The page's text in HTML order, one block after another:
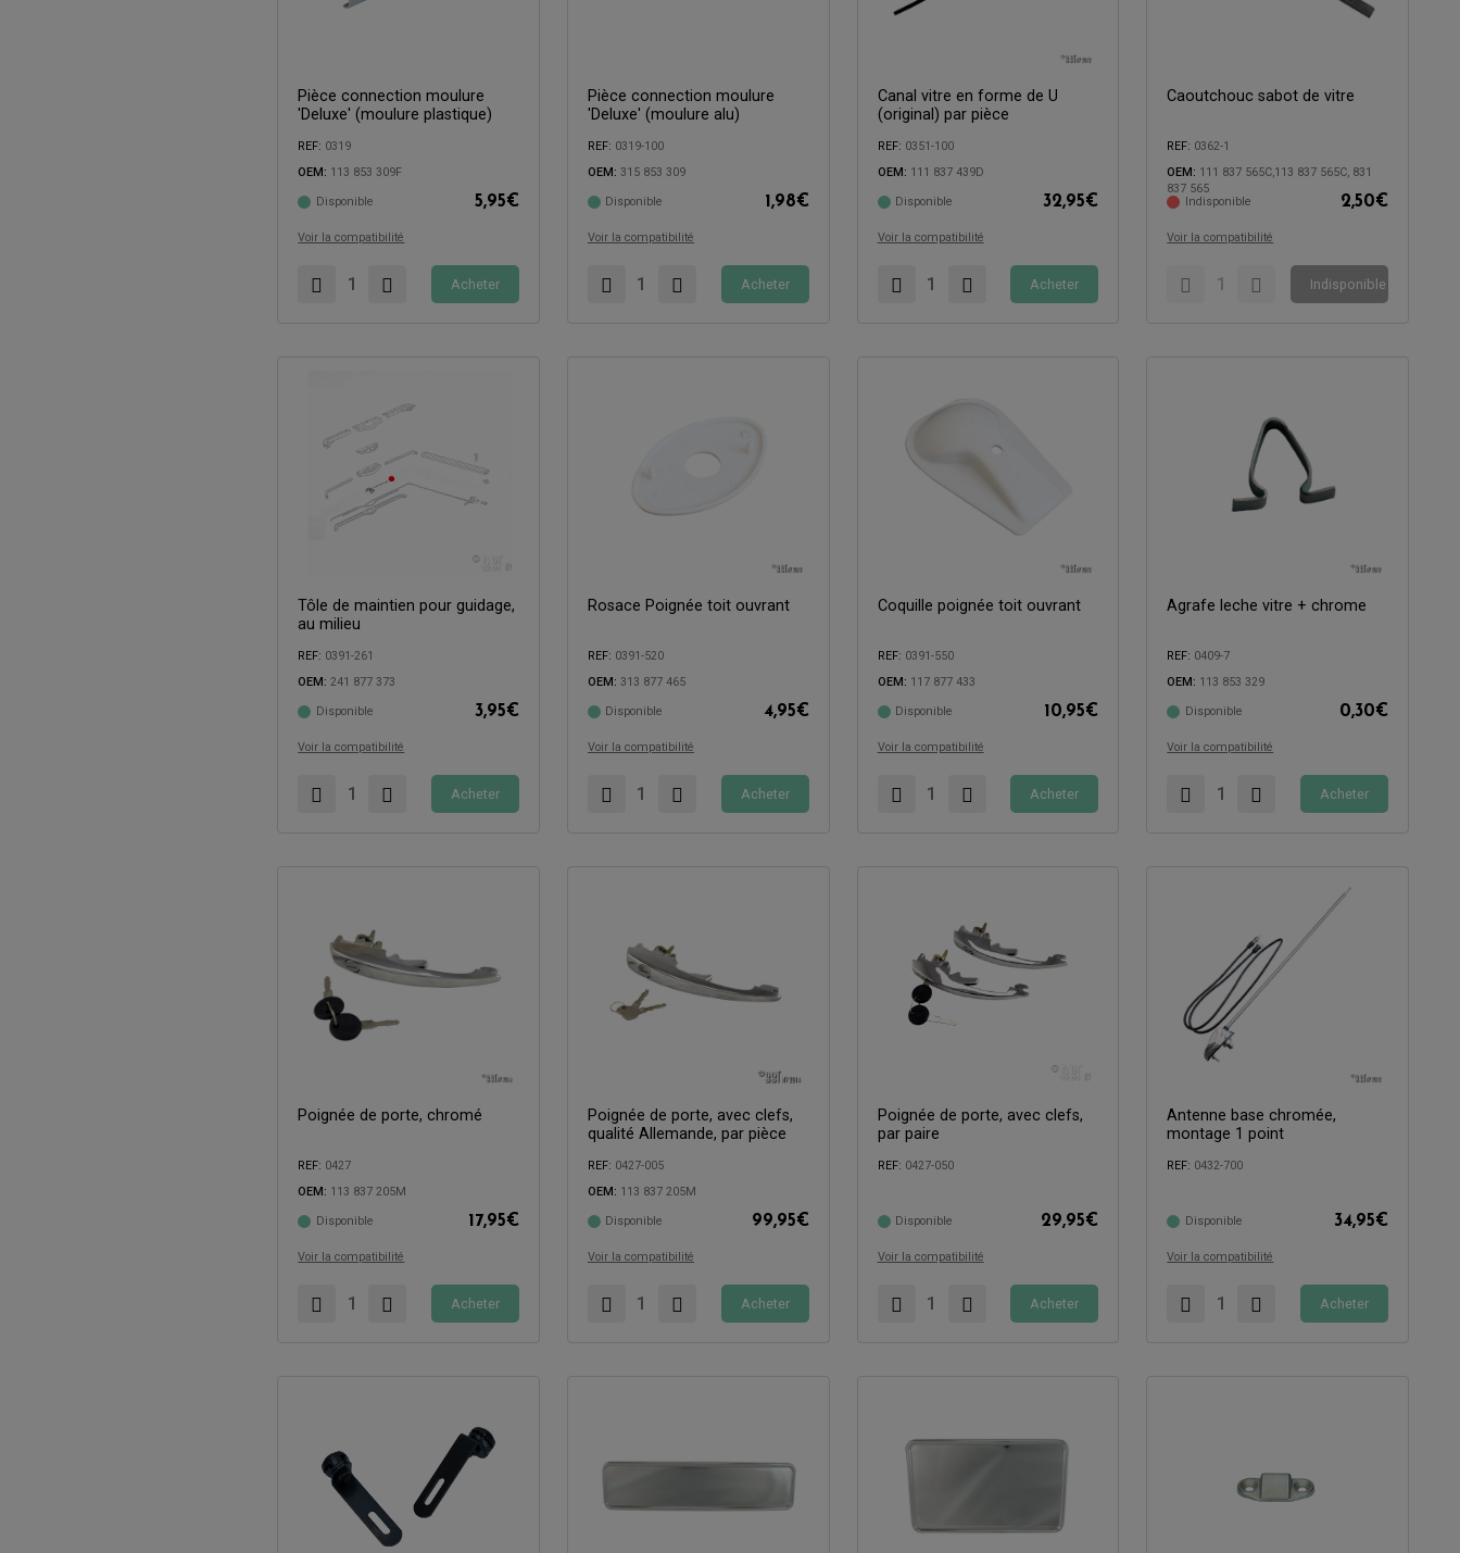
Pièce connection moulure
'Deluxe' (moulure plastique)
REF: 0319
OEM: 113 853 309F
Disponible 5,95€
Voir la compatibilité
Compatible avec:
Acheter
Pièce connection moulure
'Deluxe' (moulure alu)
REF: 0319-100
OEM: 315 853 309
Disponible 1,98€
Voir la compatibilité
Acheter
Canal vitre en forme de U
(original) par pièce
REF: 0351-100
OEM: 111 837 439D
Disponible 32,95€
Voir la compatibilité
Compatible avec:
Acheter
Caoutchouc sabot de vitre
REF: 0362-1
OEM: 111 837 565C,113 837 565C, 831
837 565
Indisponible
2,50€
Voir la compatibilité
Compatible avec:
Indisponible
Tôle de maintien pour guidage,
au milieu
REF: 0391-261
OEM:241 877 373
Disponible 3,95€
Voir la compatibilité
Compatible avec:
Acheter
Rosace Poignée toit ouvrant
REF: 0391-520
OEM: 313 877 465
Disponible 4,95€
Voir la compatibilité
Acheter
Coquille poignée toit ouvrant
REF: 0391-550
OEM: 117 877 433
Disponible 10,95€
Voir la compatibilité
Acheter
Agrafe leche vitre + chrome
REF: 0409-7
OEM: 113 853 329
Disponible 0,30€
Voir la compatibilité
Compatible avec:
Acheter
Poignée de porte, chromé
REF: 0427
OEM: 113 837 205M
Disponible 17,95€
Voir la compatibilité
Acheter
Poignée de porte, avec clefs,
qualité Allemande, par pièce
REF: 0427-005
OEM: 113 837 205M
Disponible 99,95€
Voir la compatibilité
Acheter
Poignée de porte, avec clefs,
par paire
REF: 0427-050
Disponible 29,95€
Voir la compatibilité
Acheter
Antenne base chromée,
montage 1 point
REF: 0432-700
Disponible 34,95€
Voir la compatibilité
Acheter